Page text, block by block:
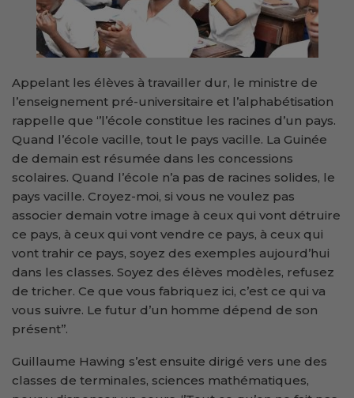
Appelant les élèves à travailler dur, le ministre de
l’enseignement pré-universitaire et l’alphabétisation
rappelle que ‘’l’école constitue les racines d’un pays.
Quand l’école vacille, tout le pays vacille. La Guinée
de demain est résumée dans les concessions
scolaires. Quand l’école n’a pas de racines solides, le
pays vacille. Croyez-moi, si vous ne voulez pas
associer demain votre image à ceux qui vont détruire
ce pays, à ceux qui vont vendre ce pays, à ceux qui
vont trahir ce pays, soyez des exemples aujourd’hui
dans les classes. Soyez des élèves modèles, refusez
de tricher. Ce que vous fabriquez ici, c’est ce qui va
vous suivre. Le futur d’un homme dépend de son
présent’’.
Guillaume Hawing s’est ensuite dirigé vers une des
classes de terminales, sciences mathématiques,